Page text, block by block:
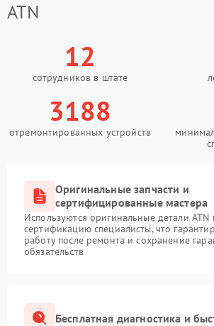
ATN
12
сотрудников в штате
3188
отремонтированных устройств
Оригинальные запчасти и
сертифицированные мастера
Используются оригинальные детали
сертификацию специалисты, что
работу после ремонта и сохранение
обязательств
Бесплатная диагностика и